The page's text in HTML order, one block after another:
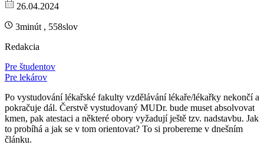
26.04.2024
3minút , 558slov
Redakcia
Pre študentov
Pre lekárov
Po vystudování lékařské fakulty vzdělávání lékaře/lékařky nekončí a
pokračuje dál. Čerstvě vystudovaný MUDr. bude muset absolvovat
kmen, pak atestaci a některé obory vyžadují ještě tzv. nadstavbu. Jak
to probíhá a jak se v tom orientovat? To si probereme v dnešním
článku.